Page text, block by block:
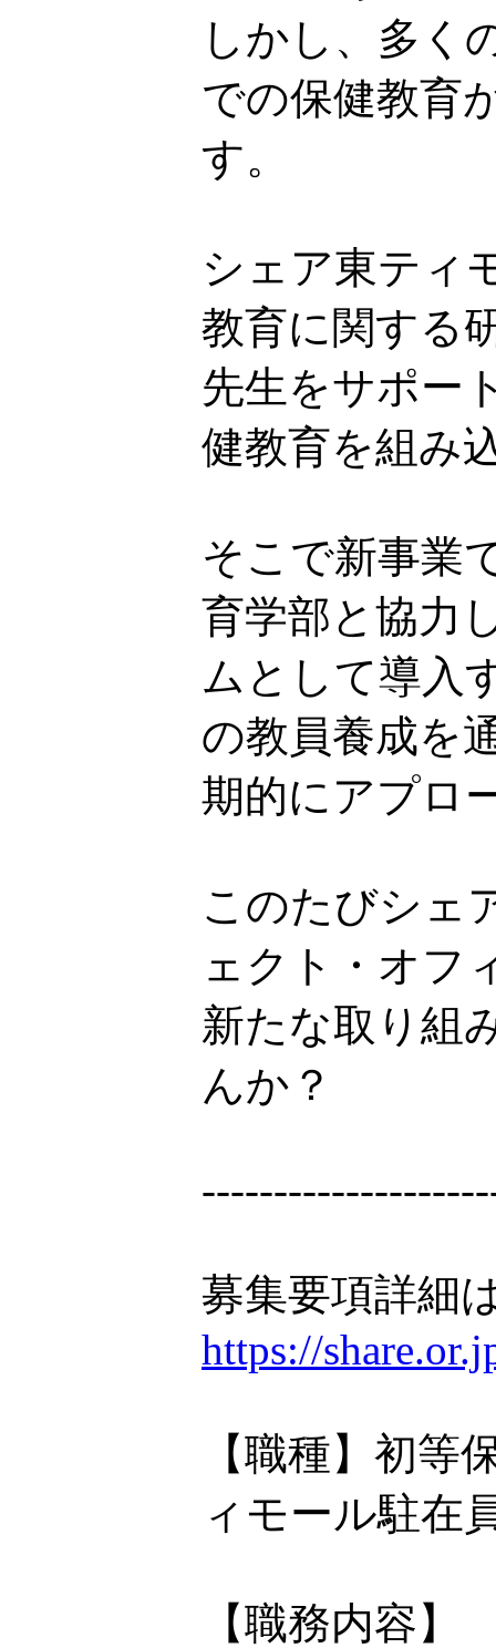
しかし、多く
での保健教育
す。
シェア東ティ
教育に関する
先生をサポー
健教育を組み
そこで新事業
育学部と協力
ムとして導入
の教員養成を
期的にアプロ
このたびシェ
ェクト・オフ
新たな取り組
んか？
募集要項詳細
https://
【職種】初
ィモール駐在
【職務内容】